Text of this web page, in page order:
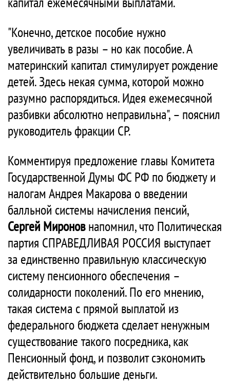
"Конечно, детское пособие нужно
увеличивать в разы – но как пособие. А
материнский капитал стимулирует рождение
детей. Здесь некая сумма, которой можно
разумно распорядиться. Идея ежемесячной
разбивки абсолютно неправильна", – пояснил
руководитель фракции СР.
Комментируя предложение главы Комитета
Государственной Думы ФС РФ по бюджету и
налогам Андрея Макарова о введении
балльной системы начисления пенсий,
Сергей Мироновнапомнил, что Политическая
партия СПРАВЕДЛИВАЯ РОССИЯ выступает
за единственно правильную классическую
систему пенсионного обеспечения –
солидарности поколений. По его мнению,
такая система с прямой выплатой из
федерального бюджета сделает ненужным
существование такого посредника, как
Пенсионный фонд, и позволит сэкономить
действительно большие деньги.